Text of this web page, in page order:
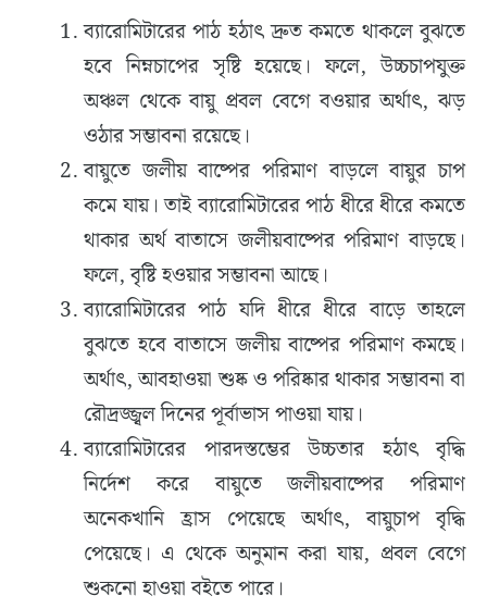
ব্যারোমিটারের পাঠ হঠাৎ দ্রুত কমতে থাকলে বুঝতে
হবে নিম্নচাপের সৃষ্টি হয়েছে। ফলে, উচ্চচাপযুক্ত
অঞ্চল থেকে বায়ু প্রবল বেগে বওয়ার অর্থাৎ, ঝড়
ওঠার সম্ভাবনা রয়েছে।
বায়ুতে জলীয় বাষ্পের পরিমাণ বাড়লে বায়ুর চাপ
কমে যায়। তাই ব্যারোমিটারের পাঠ ধীরে ধীরে কমতে
থাকার অর্থ বাতাসে জলীয়বাষ্পের পরিমাণ বাড়ছে।
ফলে, বৃষ্টি হওয়ার সম্ভাবনা আছে।
ব্যারোমিটারের পাঠ যদি ধীরে ধীরে বাড়ে তাহলে
বুঝতে হবে বাতাসে জলীয় বাষ্পের পরিমাণ কমছে।
অর্থাৎ, আবহাওয়া শুষ্ক ও পরিষ্কার থাকার সম্ভাবনা বা
রৌদ্রজ্জ্বল দিনের পূর্বাভাস পাওয়া যায়।
ব্যারোমিটারের পারদস্তম্ভের উচ্চতার হঠাৎ বৃদ্ধি
নির্দেশ করে বায়ুতে জলীয়বাষ্পের পরিমাণ
অনেকখানি হ্রাস পেয়েছে অর্থাৎ, বায়ুচাপ বৃদ্ধি
পেয়েছে। এ থেকে অনুমান করা যায়, প্রবল বেগে
শুকনো হাওয়া বইতে পারে।